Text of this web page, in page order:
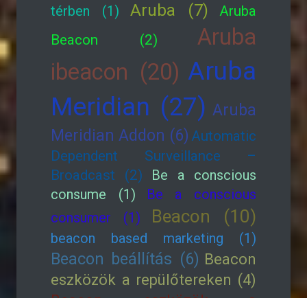
térben (1)
Aruba (7)
Aruba
Beacon (2)
Aruba
ibeacon (20) Aruba
Meridian (27) Aruba
Meridian Addon (6) Automatic
Dependent Surveillance –
Broadcast (2)
Be a conscious
consume (1)
Be a conscious
consumer (1)
Beacon (10)
beacon based marketing (1)
Beacon beállítás (6) Beacon
eszközök a repülőtereken (4)